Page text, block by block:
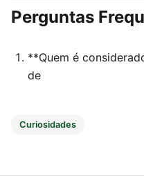
Perguntas
**Quem é
de
Curiosidades